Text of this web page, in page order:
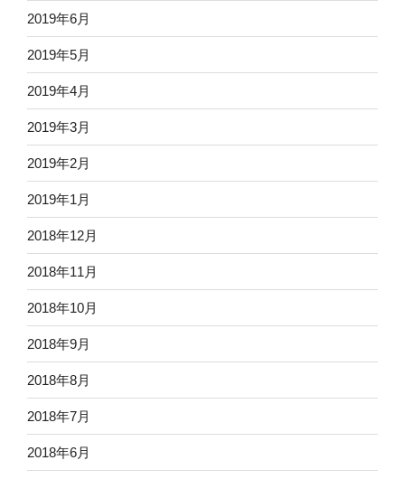
2019年6月
2019年5月
2019年4月
2019年3月
2019年2月
2019年1月
2018年12月
2018年11月
2018年10月
2018年9月
2018年8月
2018年7月
2018年6月